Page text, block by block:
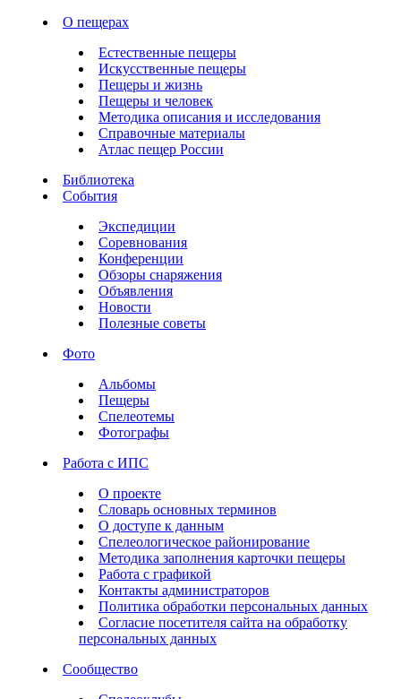
О пещерах
Естественные пещеры
Искусственные пещеры
Пещеры и жизнь
Пещеры и человек
Методика описания и исследования
Справочные материалы
Атлас пещер России
Библиотека
События
Экспедиции
Соревнования
Конференции
Обзоры снаряжения
Объявления
Новости
Полезные советы
Фото
Альбомы
Пещеры
Спелеотемы
Фотографы
Работа с ИПС
О проекте
Словарь основных терминов
О доступе к данным
Спелеологическое районирование
Методика заполнения карточки пещеры
Работа с графикой
Контакты администраторов
Политика обработки персональных данных
Согласие посетителя сайта на обработку
персональных данных
Сообщество